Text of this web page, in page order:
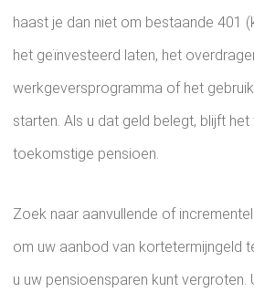
haast je dan niet om bestaande 401
het geïnvesteerd laten, het
werkgeversprogramma of het
starten. Als u dat geld belegt, blijft
toekomstige pensioen.
Zoek naar aanvullende of
om uw aanbod van kortetermijngeld
u uw pensioensparen kunt vergroten.